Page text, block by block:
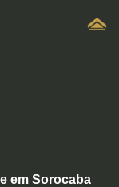
em Sorocaba